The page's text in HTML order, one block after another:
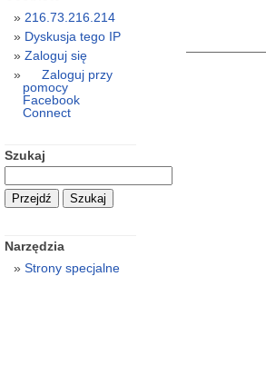
216.73.216.214
Dyskusja tego IP
Zaloguj się
Zaloguj przy
pomocy
Facebook
Connect
Szukaj
Narzędzia
Strony specjalne